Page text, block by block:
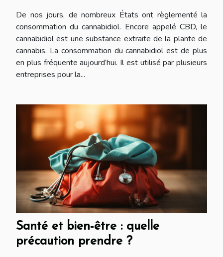
De nos jours, de nombreux États ont règlementé la
consommation du cannabidiol. Encore appelé CBD, le
cannabidiol est une substance extraite de la plante de
cannabis. La consommation du cannabidiol est de plus
en plus fréquente aujourd’hui. Il est utilisé par plusieurs
entreprises pour la...
Santé et bien-être : quelle
précaution prendre ?